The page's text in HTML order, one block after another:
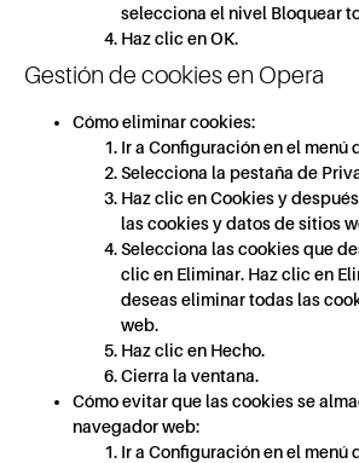
selecciona el nivel Bloquear
Haz clic en OK.
Gestión de cookies en Opera
Cómo eliminar cookies:
Ir a Configuración en el menú
Selecciona la pestaña de
Haz clic en Cookies y
las cookies y datos de sitios
Selecciona las cookies que
clic en Eliminar. Haz clic en
deseas eliminar todas las
web.
Haz clic en Hecho.
Cierra la ventana.
Cómo evitar que las cookies se
navegador web:
Ir a Configuración en el menú